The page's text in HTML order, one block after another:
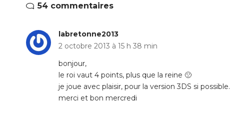
54 commentaires
labretonne2013
2 octobre 2013 à 15 h 38 min
bonjour,
le roi vaut 4 points, plus que la reine 🙁
je joue avec plaisir, pour la version 3DS si possible.
merci et bon mercredi